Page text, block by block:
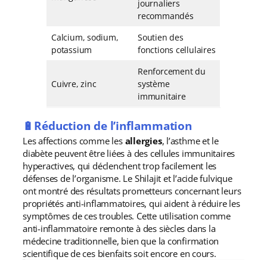
journaliers
recommandés
Calcium, sodium,
potassium
Soutien des
fonctions cellulaires
Cuivre, zinc
Renforcement du
système
immunitaire
🔋Réduction de l’inflammation
Les affections comme les allergies, l’asthme et le
diabète peuvent être liées à des cellules immunitaires
hyperactives, qui déclenchent trop facilement les
défenses de l’organisme. Le Shilajit et l’acide fulvique
ont montré des résultats prometteurs concernant leurs
propriétés anti-inflammatoires, qui aident à réduire les
symptômes de ces troubles. Cette utilisation comme
anti-inflammatoire remonte à des siècles dans la
médecine traditionnelle, bien que la confirmation
scientifique de ces bienfaits soit encore en cours.